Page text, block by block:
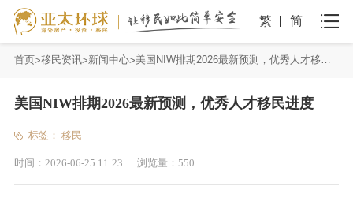
繁 简
首页 移民资讯 新闻中心 美国NIW排期2026最新预测，优秀人才移民进度
美国NIW排期2026最新预测，优秀人才移民进度
标签： 移民
时间： 2026-06-25 11:23 浏览量： 550